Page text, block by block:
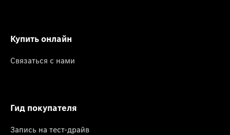
Купить онлайн
Связаться с нами
Гид покупателя
Запись на тест-драйв